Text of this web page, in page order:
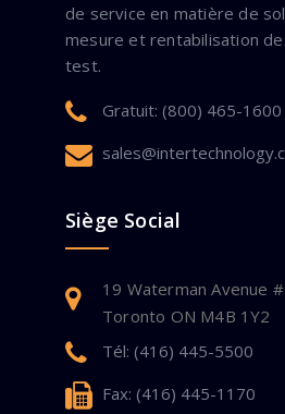
de service en matière de
mesure et rentabilisation
test.
Gratuit: (800) 465-1600
Siège Social
19 Waterman Avenue
Toronto ON M4B 1Y2
Tél: (416) 445-5500
Fax: (416) 445-1170